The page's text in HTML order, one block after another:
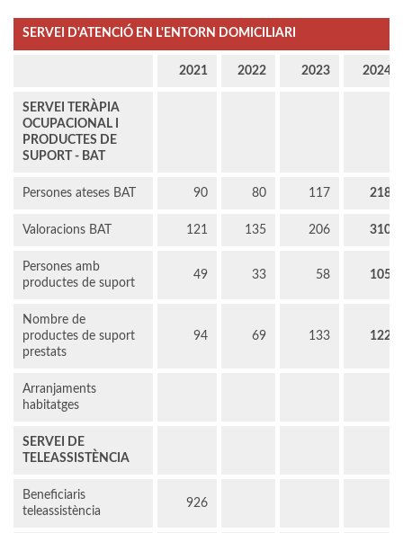
SERVEI D'ATENCIÓ EN L'ENTORN DOMICILIARI
2021 2022 2023 2024
SERVEI TERÀPIA
OCUPACIONAL I
PRODUCTES DE
SUPORT - BAT
Persones ateses BAT 90 80 117 218
Valoracions BAT 121 135 206 310
Persones amb
productes de suport
49 33 58 105
Nombre de
productes de suport
prestats
94 69 133 122
Arranjaments
habitatges
SERVEI DE
TELEASSISTÈNCIA
Beneficiaris
teleassistència
926